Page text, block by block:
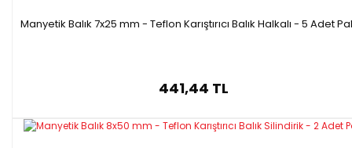
Manyetik Balık 7x25 mm - Teflon Karıştırıcı Balık Halkalı - 5 Adet
441,44 TL